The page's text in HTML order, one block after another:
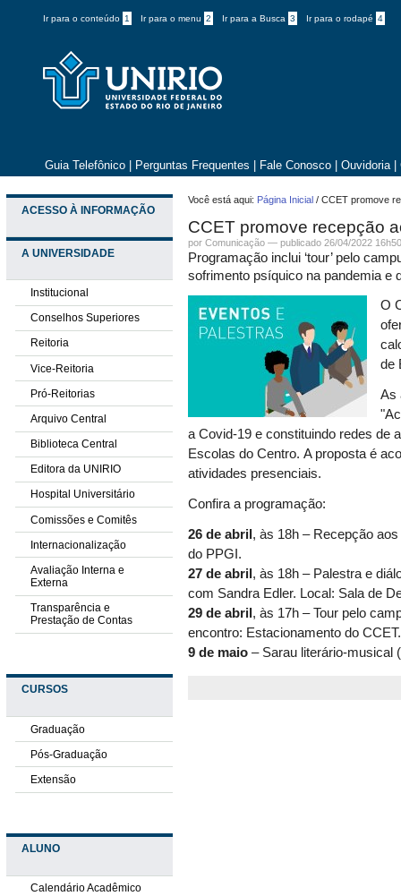
Ir para o conteúdo 1 Ir para o menu 2 Ir para a Busca 3 Ir para o rodapé 4
Guia Telefônico Perguntas Frequentes Fale Conosco Ouvidoria
ACESSO À INFORMAÇÃO
A UNIVERSIDADE
Institucional
Conselhos Superiores
Reitoria
Vice-Reitoria
Pró-Reitorias
Arquivo Central
Biblioteca Central
Editora da UNIRIO
Hospital Universitário
Comissões e Comitês
Internacionalização
Avaliação Interna e
Externa
Transparência e
Prestação de Contas
CURSOS
Graduação
Pós-Graduação
Extensão
ALUNO
Calendário Acadêmico
Você está aqui: Página Inicial /CCET promove
CCET promove recepção
porComunicação —publicado 26/04/2022
Programação inclui ‘tour’ pelo
sofrimento psíquico na pandemia e
O
de
As
a Covid-19 e constituindo redes de
Escolas do Centro. A proposta é
atividades presenciais.
Confira a programação:
26 de abril , às 18h – Recepção
do PPGI.
27 de abril , às 18h – Palestra e
com Sandra Edler. Local: Sala de
29 de abril , às 17h – Tour pelo
encontro: Estacionamento do CCET.
9 de maio – Sarau literário-musical